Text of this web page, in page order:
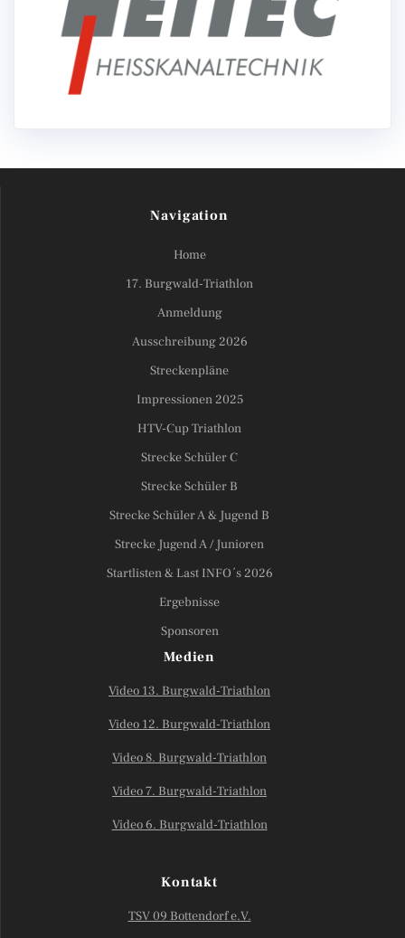
Navigation
Home
17. Burgwald-Triathlon
Anmeldung
Ausschreibung 2026
Streckenpläne
Impressionen 2025
HTV-Cup Triathlon
Strecke Schüler C
Strecke Schüler B
Strecke Schüler A & Jugend B
Strecke Jugend A / Junioren
Startlisten & Last INFO´s 2026
Ergebnisse
Sponsoren
Medien
Video 13. Burgwald-Triathlon
Video 12. Burgwald-Triathlon
Video 8. Burgwald-Triathlon
Video 7. Burgwald-Triathlon
Video 6. Burgwald-Triathlon
Kontakt
TSV 09 Bottendorf e.V.